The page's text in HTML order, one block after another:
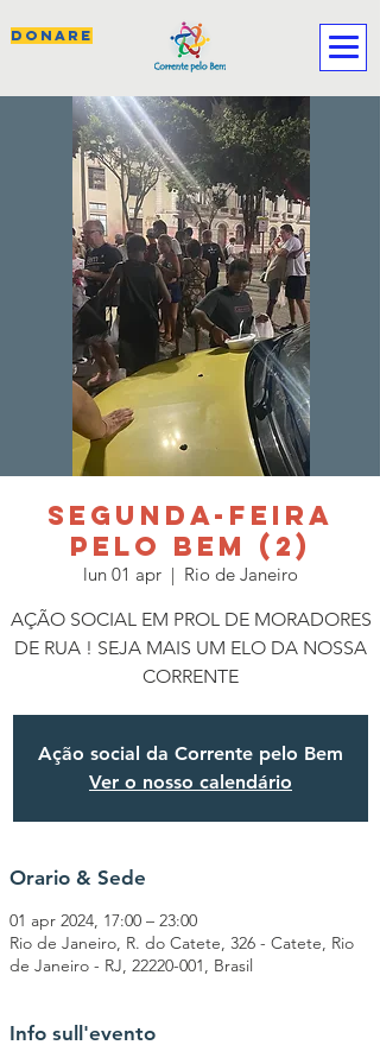
DONARE
SEGUNDA-FEIRA
PELO BEM (2)
lun 01 apr
  |
Rio de Janeiro
AÇÃO SOCIAL EM PROL DE MORADORES
DE RUA ! SEJA MAIS UM ELO DA NOSSA
CORRENTE
Ação social da Corrente pelo Bem
Ver o nosso calendário
Orario & Sede
01 apr 2024, 17:00 – 23:00
Rio de Janeiro, R. do Catete, 326 - Catete, Rio
de Janeiro - RJ, 22220-001, Brasil
Info sull'evento